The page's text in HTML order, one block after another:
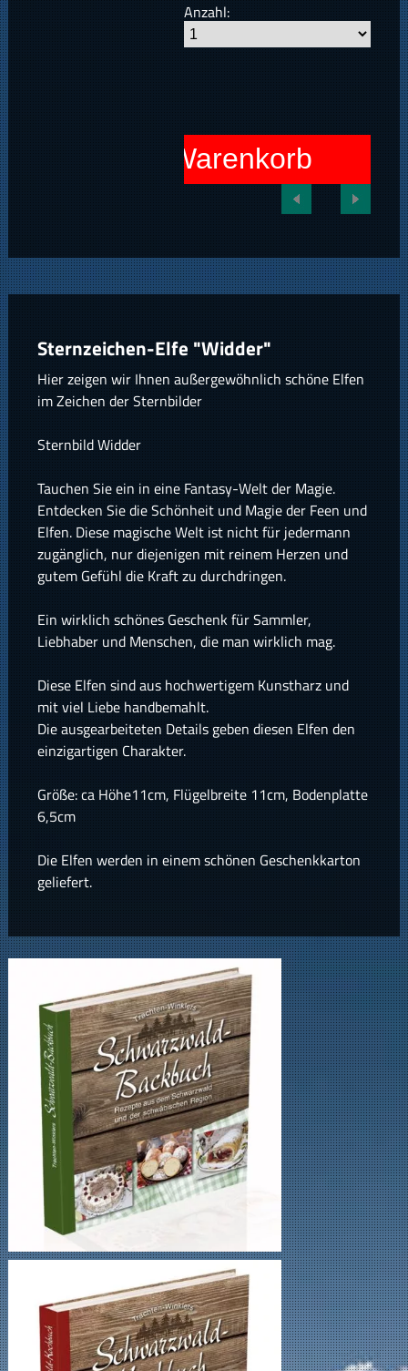
Anzahl:
In den Warenkorb
Sternzeichen-Elfe "Widder"
Hier zeigen wir Ihnen außergewöhnlich schöne Elfen
im Zeichen der Sternbilder
Sternbild Widder
Tauchen Sie ein in eine Fantasy-Welt der Magie.
Entdecken Sie die Schönheit und Magie der Feen und
Elfen. Diese magische Welt ist nicht für jedermann
zugänglich, nur diejenigen mit reinem Herzen und
gutem Gefühl die Kraft zu durchdringen.
Ein wirklich schönes Geschenk für Sammler,
Liebhaber und Menschen, die man wirklich mag.
Diese Elfen sind aus hochwertigem Kunstharz und
mit viel Liebe handbemahlt.
Die ausgearbeiteten Details geben diesen Elfen den
einzigartigen Charakter.
Größe: ca Höhe11cm, Flügelbreite 11cm, Bodenplatte
6,5cm
Die Elfen werden in einem schönen Geschenkkarton
geliefert.